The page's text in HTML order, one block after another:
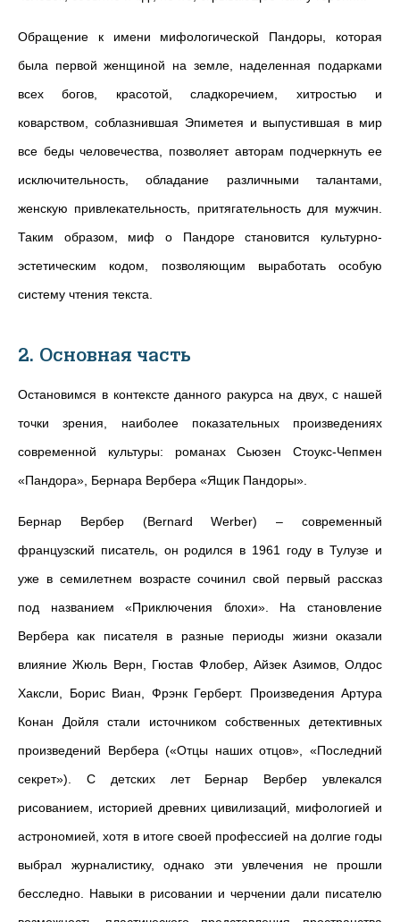
Обращение к имени мифологической Пандоры, которая
была первой женщиной на земле, наделенная подарками
всех богов, красотой, сладкоречием, хитростью и
коварством, соблазнившая Эпиметея и выпустившая в мир
все беды человечества, позволяет авторам подчеркнуть ее
исключительность, обладание различными талантами,
женскую привлекательность, притягательность для мужчин.
Таким образом, миф о Пандоре становится культурно-
эстетическим кодом, позволяющим выработать особую
систему чтения текста.
2. Основная часть
Остановимся в контексте данного ракурса на двух, с нашей
точки зрения, наиболее показательных произведениях
современной культуры: романах Сьюзен Стоукс-Чепмен
«Пандора», Бернара Вербера «Ящик Пандоры».
Бернар Вербер (Bernard Werber) – современный
французский писатель, он родился в 1961 году в Тулузе и
уже в семилетнем возрасте сочинил свой первый рассказ
под названием «Приключения блохи». На становление
Вербера как писателя в разные периоды жизни оказали
влияние Жюль Верн, Гюстав Флобер, Айзек Азимов, Олдос
Хаксли, Борис Виан, Фрэнк Герберт. Произведения Артура
Конан Дойля стали источником собственных детективных
произведений Вербера («Отцы наших отцов», «Последний
секрет»). С детских лет Бернар Вербер увлекался
рисованием, историей древних цивилизаций, мифологией и
астрономией, хотя в итоге своей профессией на долгие годы
выбрал журналистику, однако эти увлечения не прошли
бесследно. Навыки в рисовании и черчении дали писателю